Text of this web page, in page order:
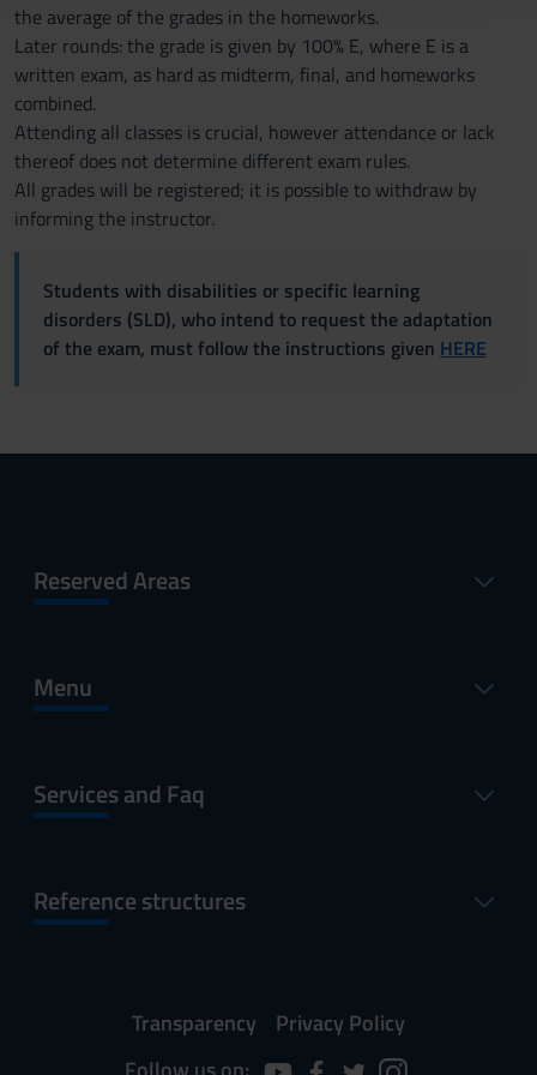
raccolto dal tuo utilizzo dei loro servizi.
the average of the grades in the homeworks.
Later rounds: the grade is given by 100% E, where E is a
written exam, as hard as midterm, final, and homeworks
combined.
Attending all classes is crucial, however attendance or lack
thereof does not determine different exam rules.
All grades will be registered; it is possible to withdraw by
informing the instructor.
Students with disabilities or specific learning
disorders (SLD), who intend to request the adaptation
of the exam, must follow the instructions given HERE
Reserved Areas
Menu
Services and Faq
Reference structures
Transparency
Privacy Policy